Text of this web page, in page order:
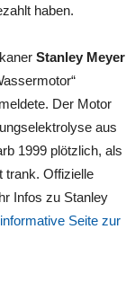
haben.
Stanley Meyer
Der Motor
aus
1999 plötzlich, als
trank. Offizielle
Infos zu Stanley
Seite zur